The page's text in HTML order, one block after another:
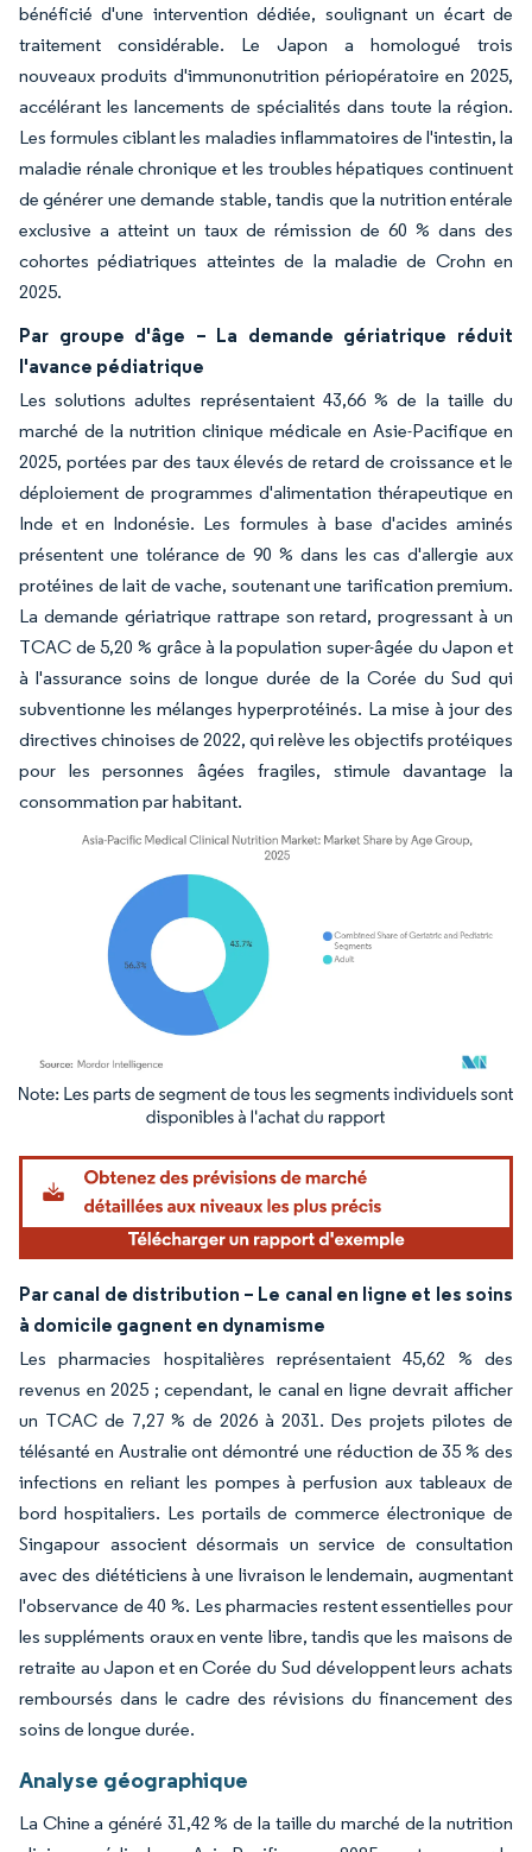
bénéficié d'une intervention dédiée, soulignant un écart de
traitement considérable. Le Japon a homologué trois
nouveaux produits d'immunonutrition périopératoire en 2025,
accélérant les lancements de spécialités dans toute la région.
Les formules ciblant les maladies inflammatoires de l'intestin, la
maladie rénale chronique et les troubles hépatiques continuent
de générer une demande stable, tandis que la nutrition entérale
exclusive a atteint un taux de rémission de 60 % dans des
cohortes pédiatriques atteintes de la maladie de Crohn en
2025.
Par groupe d'âge – La demande gériatrique réduit
l'avance pédiatrique
Les solutions adultes représentaient 43,66 % de la taille du
marché de la nutrition clinique médicale en Asie-Pacifique en
2025, portées par des taux élevés de retard de croissance et le
déploiement de programmes d'alimentation thérapeutique en
Inde et en Indonésie. Les formules à base d'acides aminés
présentent une tolérance de 90 % dans les cas d'allergie aux
protéines de lait de vache, soutenant une tarification premium.
La demande gériatrique rattrape son retard, progressant à un
TCAC de 5,20 % grâce à la population super-âgée du Japon et
à l'assurance soins de longue durée de la Corée du Sud qui
subventionne les mélanges hyperprotéinés. La mise à jour des
directives chinoises de 2022, qui relève les objectifs protéiques
pour les personnes âgées fragiles, stimule davantage la
consommation par habitant.
Image © Mordor Intelligence. La réutilisation nécessite une attribution sous CC BY
Par canal de distribution – Le canal en ligne et les soins
à domicile gagnent en dynamisme
Les pharmacies hospitalières représentaient 45,62 % des
revenus en 2025 ; cependant, le canal en ligne devrait afficher
un TCAC de 7,27 % de 2026 à 2031. Des projets pilotes de
télésanté en Australie ont démontré une réduction de 35 % des
infections en reliant les pompes à perfusion aux tableaux de
bord hospitaliers. Les portails de commerce électronique de
Singapour associent désormais un service de consultation
avec des diététiciens à une livraison le lendemain, augmentant
l'observance de 40 %. Les pharmacies restent essentielles pour
les suppléments oraux en vente libre, tandis que les maisons de
retraite au Japon et en Corée du Sud développent leurs achats
remboursés dans le cadre des révisions du financement des
soins de longue durée.
Analyse géographique
La Chine a généré 31,42 % de la taille du marché de la nutrition